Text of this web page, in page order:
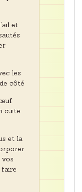
et
les
côté
cuite
et la
vos
faire